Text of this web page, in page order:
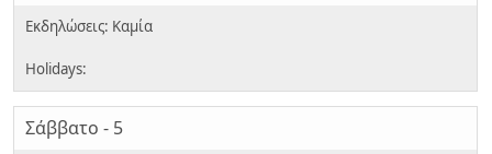
Σάββατο - 5